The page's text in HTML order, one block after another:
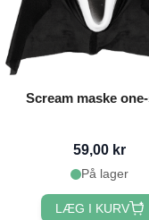
Scream maske
59,00 kr
På lager
LÆG I KURV